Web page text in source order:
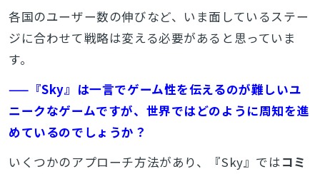
各国のユーザー数の伸びなど、いま面しているステー
ジに合わせて戦略は変える必要があると思っていま
す。
——『Sky』は一言でゲーム性を伝えるのが難しいユ
ニークなゲームですが、世界ではどのように周知を進
めているのでしょうか？
いくつかのアプローチ方法があり、『Sky』ではコミ